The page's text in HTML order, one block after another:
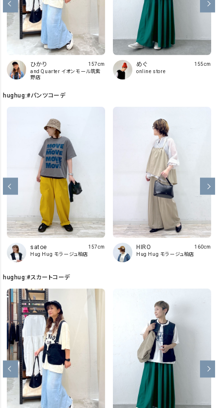
ひかり
and Quarter イオンモール筑紫
野店
157cm めぐ
online store
155cm
hughug:#パンツコーデ
satoe
Hug Hug モラージュ柏店
157cm HIRO
Hug Hug モラージュ柏店
160cm
hughug:#スカートコーデ